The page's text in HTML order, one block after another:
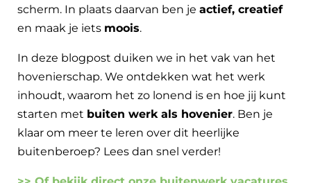
scherm. In plaats daarvan ben je actief, creatief
en maak je iets moois.
In deze blogpost duiken we in het vak van het
hovenierschap. We ontdekken wat het werk
inhoudt, waarom het zo lonend is en hoe jij kunt
starten met buiten werk als hovenier. Ben je
klaar om meer te leren over dit heerlijke
buitenberoep? Lees dan snel verder!